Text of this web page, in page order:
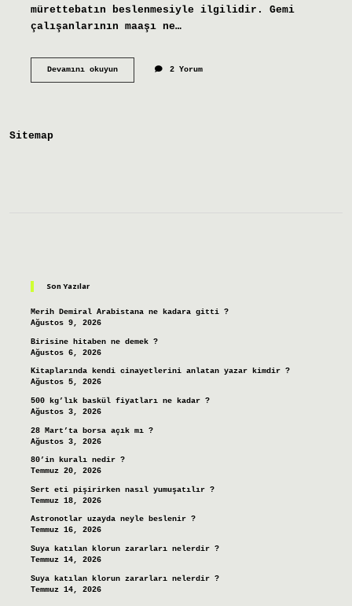
mürettebatın beslenmesiyle ilgilidir. Gemi
çalışanlarının maaşı ne…
Devamını okuyunKamarot
2 Yorum
Sitemap
Son Yazılar
Merih Demiral Arabistana ne kadara gitti ?
Ağustos 9, 2026
Birisine hitaben ne demek ?
Ağustos 6, 2026
Kitaplarında kendi cinayetlerini anlatan yazar kimdir ?
Ağustos 5, 2026
500 kg’lık baskül fiyatları ne kadar ?
Ağustos 3, 2026
28 Mart’ta borsa açık mı ?
Ağustos 3, 2026
80’in kuralı nedir ?
Temmuz 20, 2026
Sert eti pişirirken nasıl yumuşatılır ?
Temmuz 18, 2026
Astronotlar uzayda neyle beslenir ?
Temmuz 16, 2026
Suya katılan klorun zararları nelerdir ?
Temmuz 14, 2026
Suya katılan klorun zararları nelerdir ?
Temmuz 14, 2026